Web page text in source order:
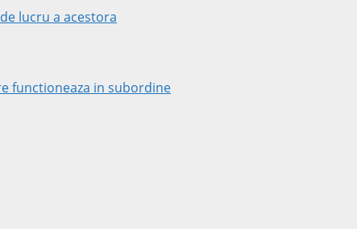
lucru a acestora
functioneaza in subordine